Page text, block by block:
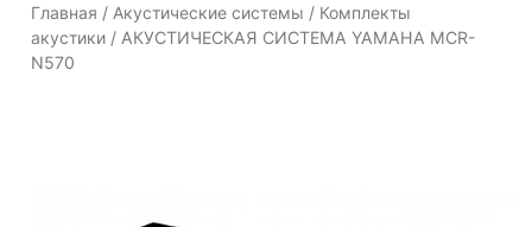
Главная / Акустические системы / Комплекты
акустики / АКУСТИЧЕСКАЯ СИСТЕМА YAMAHA MCR-
N570